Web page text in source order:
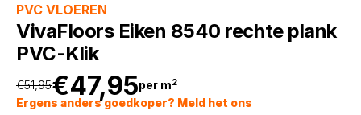
PVC VLOEREN
VivaFloors Eiken 8540 rechte plank
PVC-Klik
€51,95
Oorspronkelijke
€47,95
Huidige
per m2
Ergens anders goedkoper? Meld het ons